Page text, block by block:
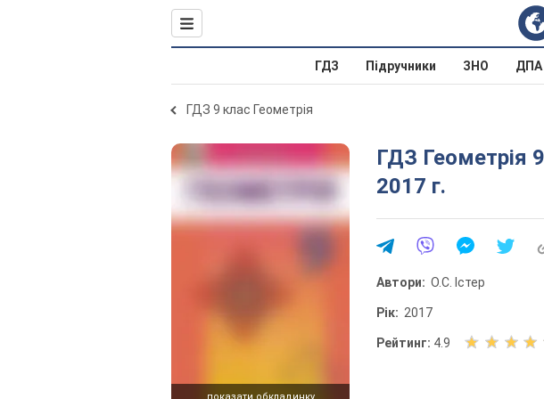
ГДЗ Підручники ЗНО ДПА
ГДЗ 9 клас Геометрія
ГДЗ Геометрія
2017 г.
Автори: О.С. Істер
Рік: 2017
Рейтинг: 4.9
О